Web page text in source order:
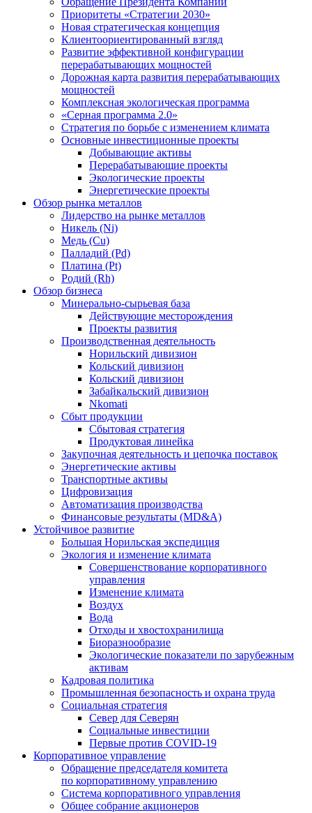
Приоритеты «Стратегии 2030»
Новая стратегическая концепция
Клиентоориентированный взгляд
Развитие эффективной конфигурации
перерабатывающих мощностей
Дорожная карта развития перерабатывающих
мощностей
Комплексная экологическая программа
«Серная программа 2.0»
Стратегия по борьбе с изменением климата
Основные инвестиционные проекты
Добывающие активы
Перерабатывающие проекты
Экологические проекты
Энергетические проекты
Обзор рынка металлов
Лидерство на рынке металлов
Никель (Ni)
Медь (Cu)
Палладий (Pd)
Платина (Pt)
Родий (Rh)
Обзор бизнеса
Минерально-сырьевая база
Действующие месторождения
Проекты развития
Производственная деятельность
Норильский дивизион
Кольский дивизион
Кольский дивизион
Забайкальский дивизион
Nkomati
Сбыт продукции
Сбытовая стратегия
Продуктовая линейка
Закупочная деятельность и цепочка поставок
Энергетические активы
Транспортные активы
Цифровизация
Автоматизация производства
Финансовые результаты (MD&A)
Устойчивое развитие
Большая Норильская экспедиция
Экология и изменение климата
Совершенствование корпоративного
управления
Изменение климата
Воздух
Вода
Отходы и хвостохранилища
Биоразнообразие
Экологические показатели по зарубежным
активам
Кадровая политика
Промышленная безопасность и охрана труда
Социальная стратегия
Север для Северян
Социальные инвестиции
Первые против COVID‑19
Корпоративное управление
Обращение председателя комитета
по корпоративному управлению
Система корпоративного управления
Общее собрание акционеров